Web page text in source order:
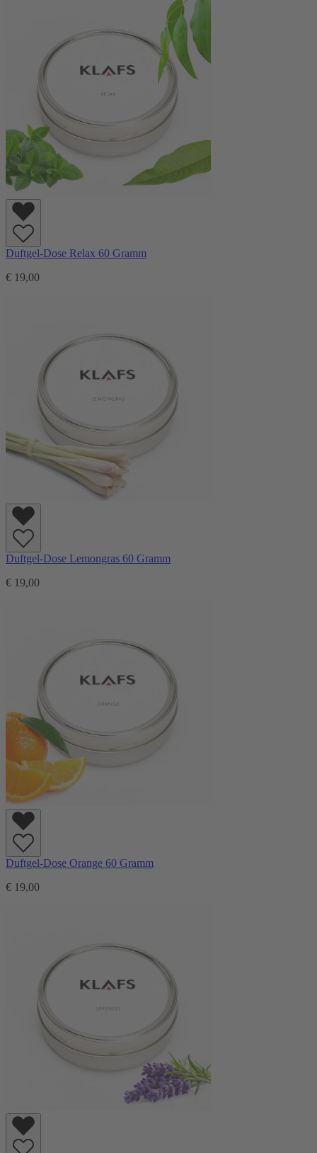
Duftgel-Dose Relax 60 Gramm
€ 19,00
Duftgel-Dose Lemongras 60 Gramm
€ 19,00
Duftgel-Dose Orange 60 Gramm
€ 19,00